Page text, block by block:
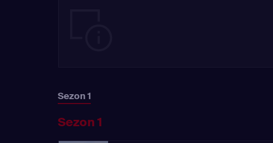
Sezon 1
Sezon 1